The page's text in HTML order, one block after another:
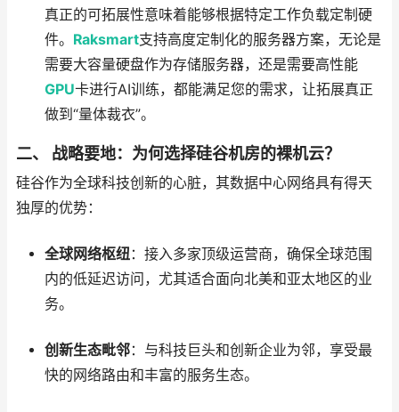
真正的可拓展性意味着能够根据特定工作负载定制硬
件。 Raksmart支持高度定制化的服务器方案，无论是
需要大容量硬盘作为存储服务器，还是需要高性能
GPU卡进行AI训练，都能满足您的需求，让拓展真正
做到“量体裁衣”。
二、 战略要地：为何选择硅谷机房的裸机云？
硅谷作为全球科技创新的心脏，其数据中心网络具有得天
独厚的优势：
全球网络枢纽：接入多家顶级运营商，确保全球范围
内的低延迟访问，尤其适合面向北美和亚太地区的业
务。
创新生态毗邻：与科技巨头和创新企业为邻，享受最
快的网络路由和丰富的服务生态。